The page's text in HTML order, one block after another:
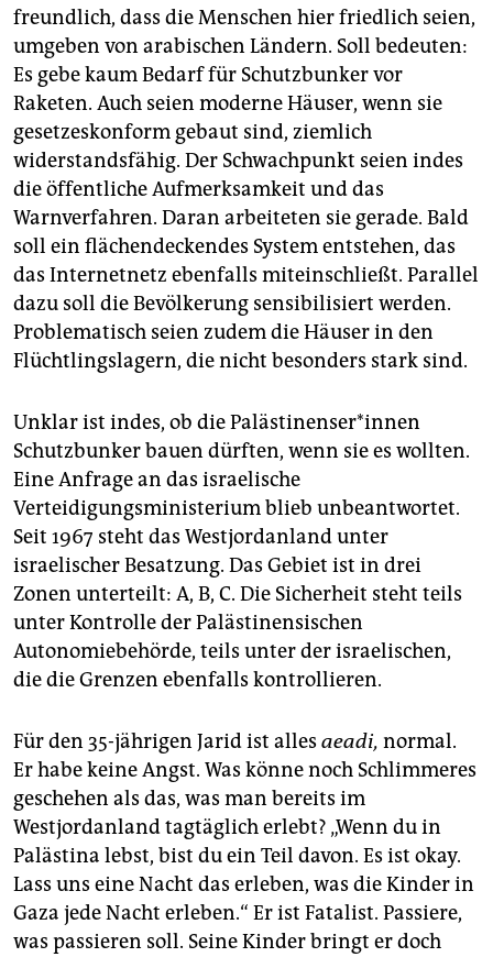
freundlich, dass die Menschen hier friedlich seien,
umgeben von arabischen Ländern. Soll bedeuten:
Es gebe kaum Bedarf für Schutzbunker vor
Raketen. Auch seien moderne Häuser, wenn sie
gesetzeskonform gebaut sind, ziemlich
widerstandsfähig. Der Schwachpunkt seien indes
die öffentliche Aufmerksamkeit und das
Warnverfahren. Daran arbeiteten sie gerade. Bald
soll ein flächendeckendes System entstehen, das
das Internetnetz ebenfalls miteinschließt. Parallel
dazu soll die Bevölkerung sensibilisiert werden.
Problematisch seien zudem die Häuser in den
Flüchtlingslagern, die nicht besonders stark sind.
Unklar ist indes, ob die Pa­läs­ti­nen­se­r*in­nen
Schutzbunker bauen dürften, wenn sie es wollten.
Eine Anfrage an das israelische
Verteidigungsministerium blieb unbeantwortet.
Seit 1967 steht das Westjordanland unter
israelischer Besatzung. Das Gebiet ist in drei
Zonen unterteilt: A, B, C. Die Sicherheit steht teils
unter Kontrolle der Palästinensischen
Autonomiebehörde, teils unter der israelischen,
die die Grenzen ebenfalls kontrollieren.
Für den 35-jährigen Jarid ist alles aeadi, normal.
Er habe keine Angst. Was könne noch Schlimmeres
geschehen als das, was man bereits im
Westjordanland tagtäglich erlebt? „Wenn du in
Palästina lebst, bist du ein Teil davon. Es ist okay.
Lass uns eine Nacht das erleben, was die Kinder in
Gaza jede Nacht erleben.“ Er ist Fatalist. Passiere,
was passieren soll. Seine Kinder bringt er doch